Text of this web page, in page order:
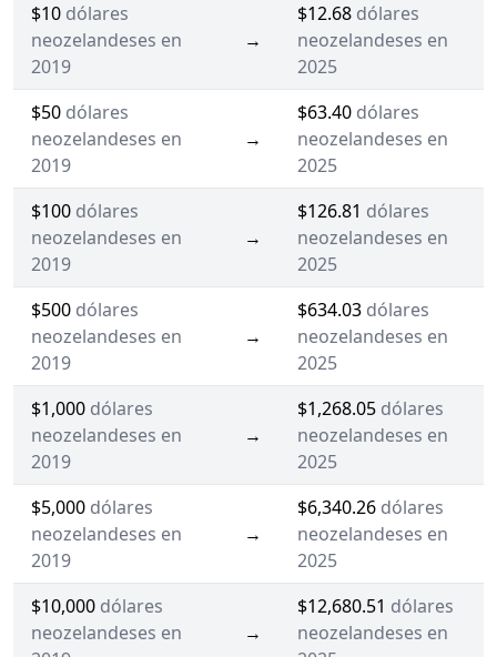
$10 dólares
neozelandeses en
2019
→
$12.68 dólares
neozelandeses en
2025
$50 dólares
neozelandeses en
2019
→
$63.40 dólares
neozelandeses en
2025
$100 dólares
neozelandeses en
2019
→
$126.81 dólares
neozelandeses en
2025
$500 dólares
neozelandeses en
2019
→
$634.03 dólares
neozelandeses en
2025
$1,000 dólares
neozelandeses en
2019
→
$1,268.05 dólares
neozelandeses en
2025
$5,000 dólares
neozelandeses en
2019
→
$6,340.26 dólares
neozelandeses en
2025
$10,000 dólares
neozelandeses en
→
$12,680.51 dólares
neozelandeses en